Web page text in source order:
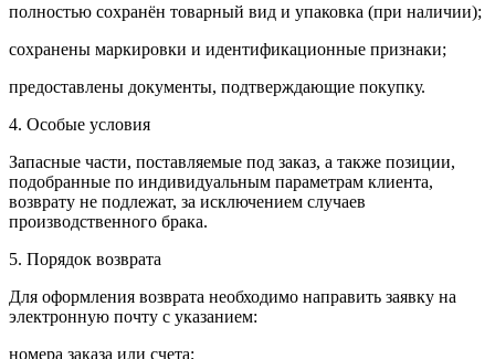
полностью сохранён товарный вид и упаковка (при наличии);
сохранены маркировки и идентификационные признаки;
предоставлены документы, подтверждающие покупку.
4. Особые условия
Запасные части, поставляемые под заказ, а также позиции,
подобранные по индивидуальным параметрам клиента,
возврату не подлежат, за исключением случаев
производственного брака.
5. Порядок возврата
Для оформления возврата необходимо направить заявку на
электронную почту с указанием:
номера заказа или счета;